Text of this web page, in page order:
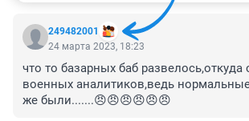
249482001
24 марта 2023, 18:23
что то базарных баб развелось,откуда
военных аналитиков,ведь
же были.......😠😠😠😠😠😠